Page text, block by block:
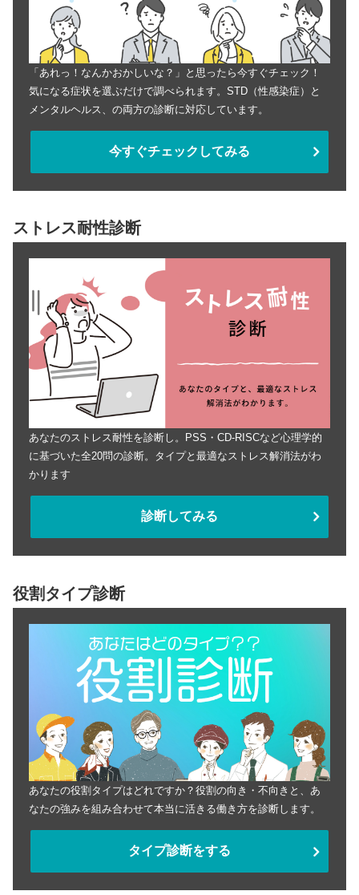
「あれっ！なんかおかしいな？」と思ったら今すぐチェック！
気になる症状を選ぶだけで調べられます。STD（性感染症）と
メンタルヘルス、の両方の診断に対応しています。
今すぐチェックしてみる
ストレス耐性診断
あなたのストレス耐性を診断し。PSS・CD-RISCなど心理学的
に基づいた全20問の診断。タイプと最適なストレス解消法がわ
かります
診断してみる
役割タイプ診断
あなたの役割タイプはどれですか？役割の向き・不向きと、あ
なたの強みを組み合わせて本当に活きる働き方を診断します。
タイプ診断をする